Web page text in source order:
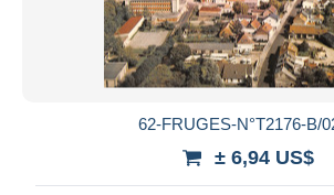
62-FRUGES-N°T2176-B/
± 6,94 US$